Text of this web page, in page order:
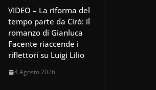
VIDEO – La riforma del
tempo parte da Cirò: il
romanzo di Gianluca
Facente riaccende i
riflettori su Luigi Lilio
4 Agosto 2026